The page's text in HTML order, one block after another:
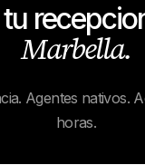
Marbella.
Agentes nativos.
horas.